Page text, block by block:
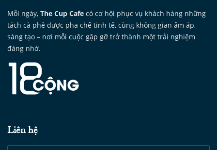
Mỗi ngày, The Cup Cafe có cơ hội phục vụ khách hàng những
tách cà phê được pha chế tinh tế, cùng không gian ấm áp,
sáng tạo – nơi mỗi cuộc gặp gỡ trở thành một trải nghiệm
đáng nhớ.
Liên hệ